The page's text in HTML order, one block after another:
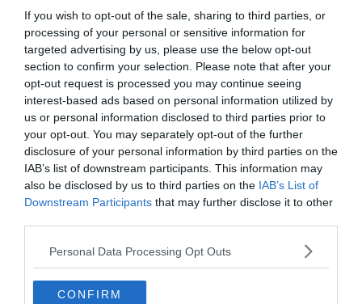
If you wish to opt-out of the sale, sharing to third parties, or
processing of your personal or sensitive information for
targeted advertising by us, please use the below opt-out
section to confirm your selection. Please note that after your
opt-out request is processed you may continue seeing
interest-based ads based on personal information utilized by
us or personal information disclosed to third parties prior to
your opt-out. You may separately opt-out of the further
disclosure of your personal information by third parties on the
IAB’s list of downstream participants. This information may
also be disclosed by us to third parties on the IAB’s List of
Downstream Participants that may further disclose it to other
Personal Data Processing Opt Outs
CONFIRM
Készen állsz?
Melyik emlős képes
igazából repülni?